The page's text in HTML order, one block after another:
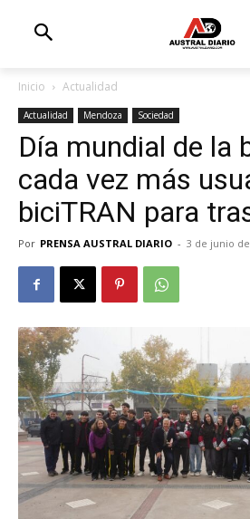
Inicio Actualidad
Actualidad Mendoza Sociedad
Día mundial de la
cada vez más
biciTRAN para
Por PRENSA AUSTRAL DIARIO - 3 de junio